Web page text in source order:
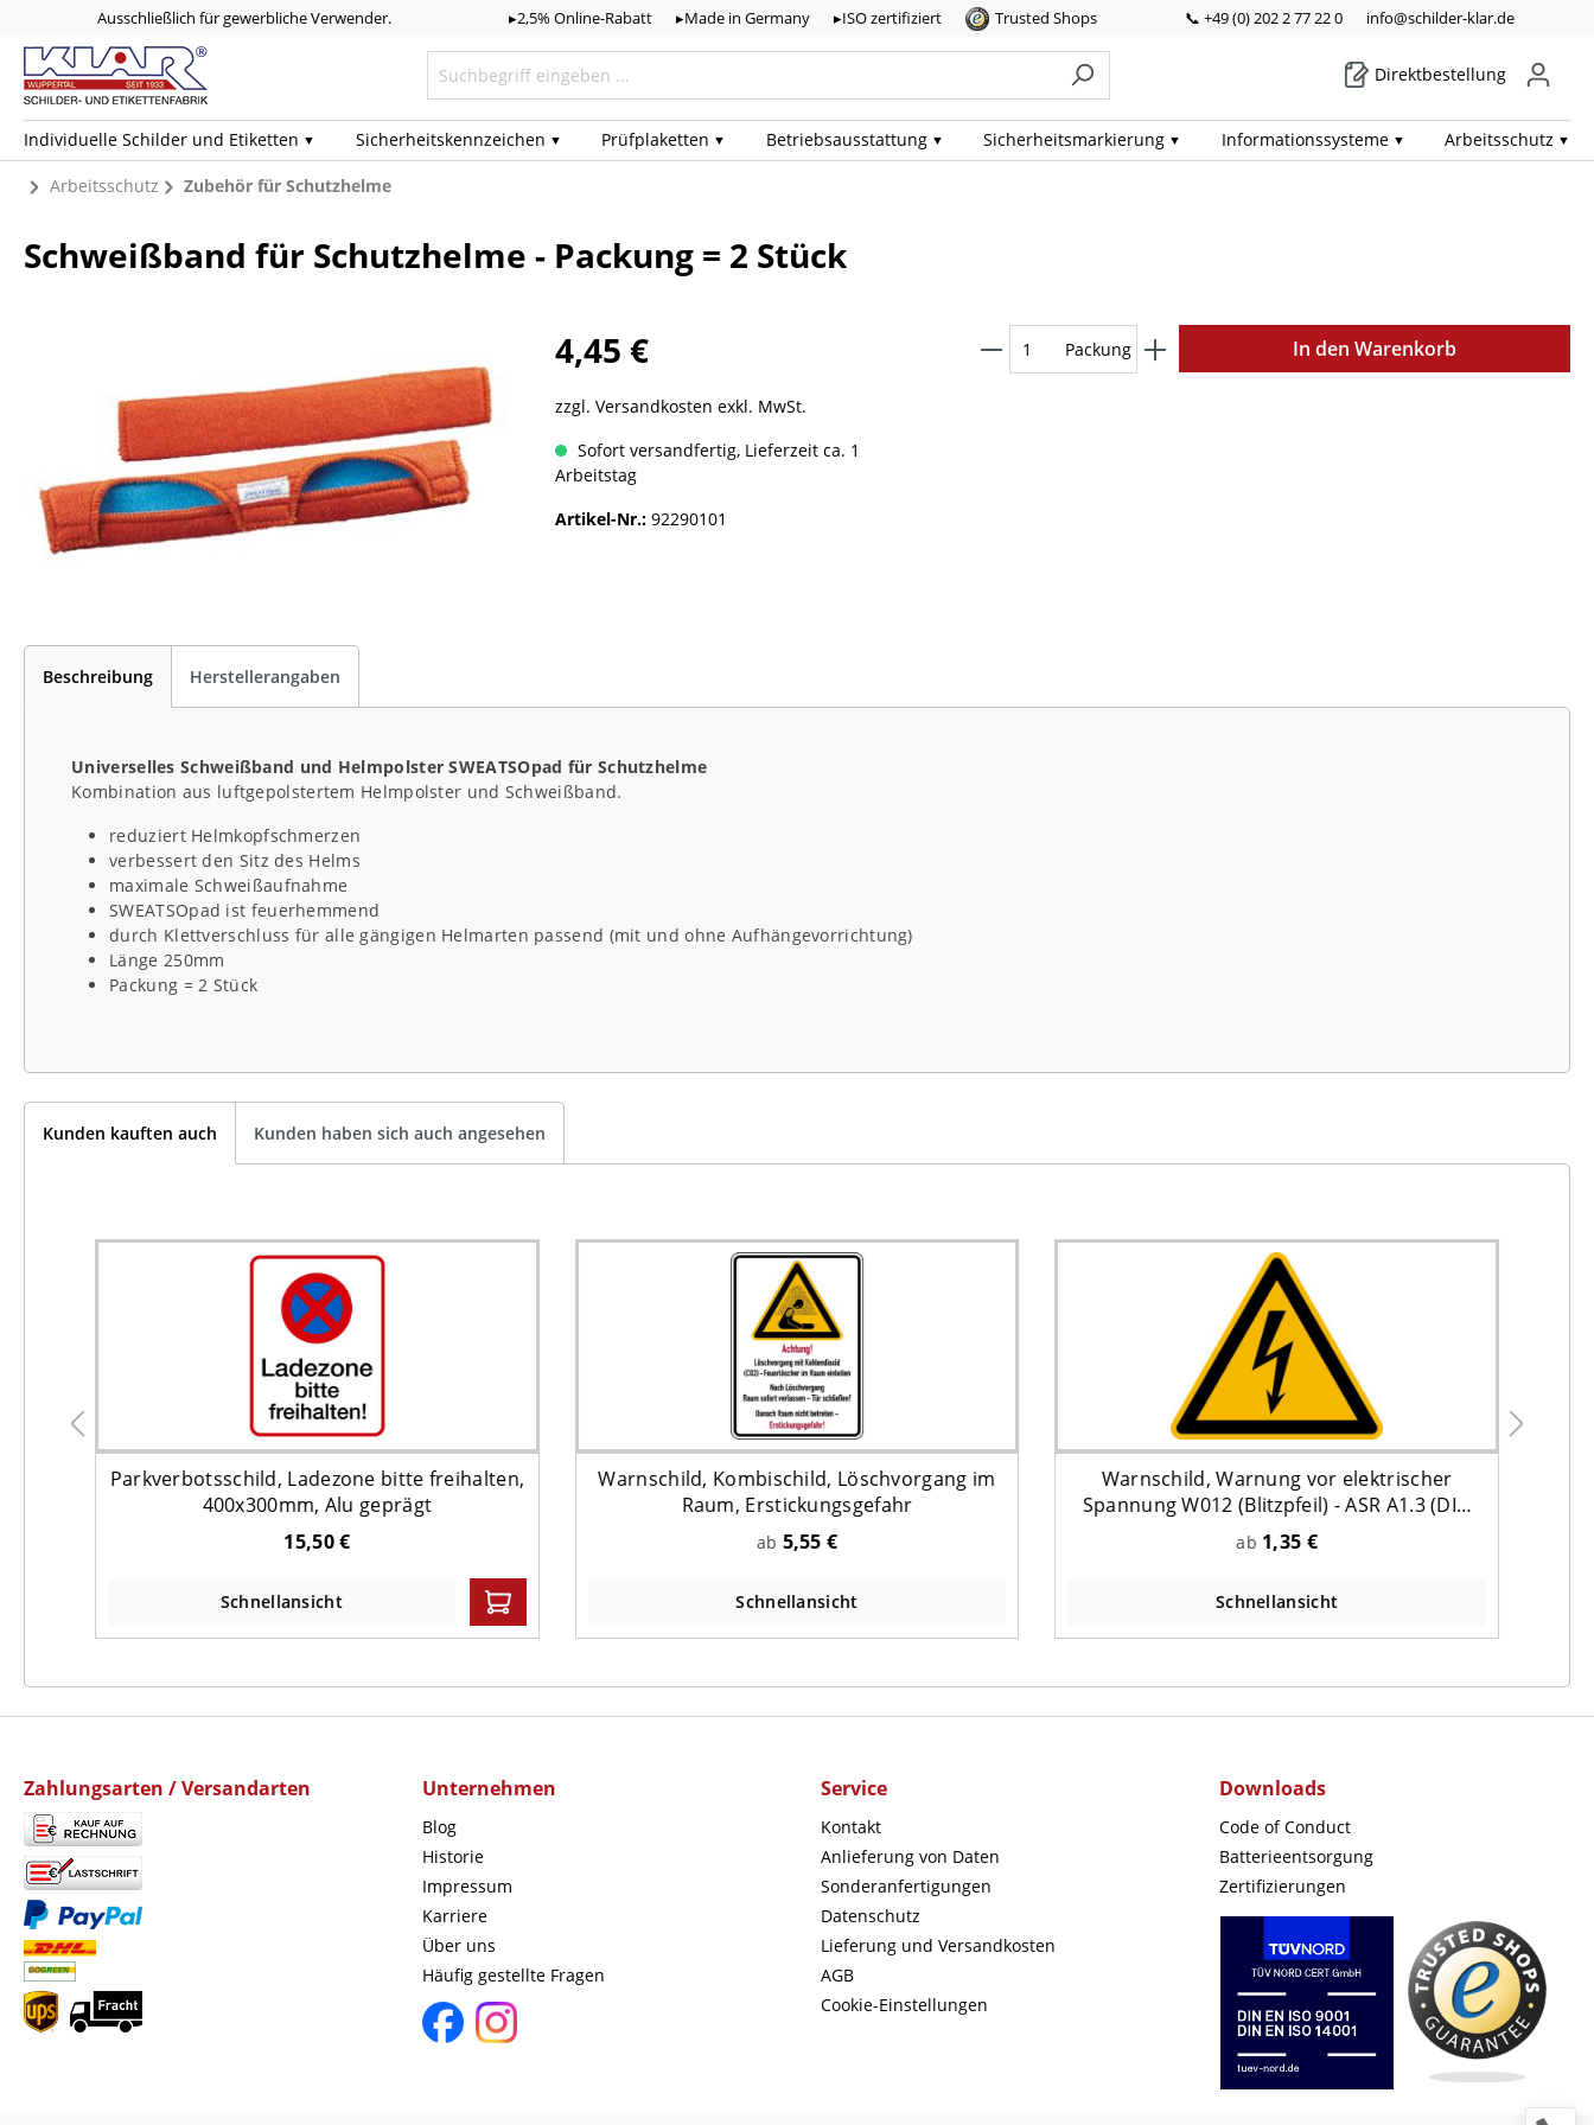
Ausschließlich für gewerbliche Verwender. ▸2,5% Online-Rabatt ▸Made in Germany ▸ISO zertifiziert Trusted Shops 📞 +49 (0) 202 2 77 22 0 info@schilder-klar.de
Direktbestellung
Individuelle Schilder und Etiketten Sicherheits­kennzeichen Prüf­plaketten Betriebs­ausstattung Sicherheits­markierung Informations­systeme Arbeits­schutz
Arbeitsschutz Zubehör für Schutzhelme
Schweißband für Schutzhelme - Packung = 2 Stück
4,45 €
zzgl. Versandkosten exkl. MwSt.
Packung In den Warenkorb
Sofort versandfertig, Lieferzeit ca. 1
Arbeitstag
Artikel-Nr.: 92290101
Beschreibung Herstellerangaben
Universelles Schweißband und Helmpolster SWEATSOpad für Schutzhelme
Kombination aus luftgepolstertem Helmpolster und Schweißband.
reduziert Helmkopfschmerzen
verbessert den Sitz des Helms
maximale Schweißaufnahme
SWEATSOpad ist feuerhemmend
durch Klettverschluss für alle gängigen Helmarten passend (mit und ohne Aufhängevorrichtung)
Länge 250mm
Packung = 2 Stück
Kunden kauften auch Kunden haben sich auch angesehen
Parkverbotsschild, Ladezone bitte freihalten,
400x300mm, Alu geprägt
15,50 €
Schnellansicht
Warnschild, Kombischild, Löschvorgang im
Raum, Erstickungsgefahr
ab 5,55 €
Schnellansicht
Warnschild, Warnung vor elektrischer
Spannung W012 (Blitzpfeil) - ASR A1.3 (DIN
EN ISO 7010)
ab 1,35 €
Schnellansicht
Zahlungsarten / Versandarten Unternehmen
Blog
Historie
Impressum
Karriere
Über uns
Häufig gestellte Fragen
Service
Kontakt
Anlieferung von Daten
Sonderanfertigungen
Datenschutz
Lieferung und Versandkosten
AGB
Cookie-Einstellungen
Downloads
Code of Conduct
Batterieentsorgung
Zertifizierungen